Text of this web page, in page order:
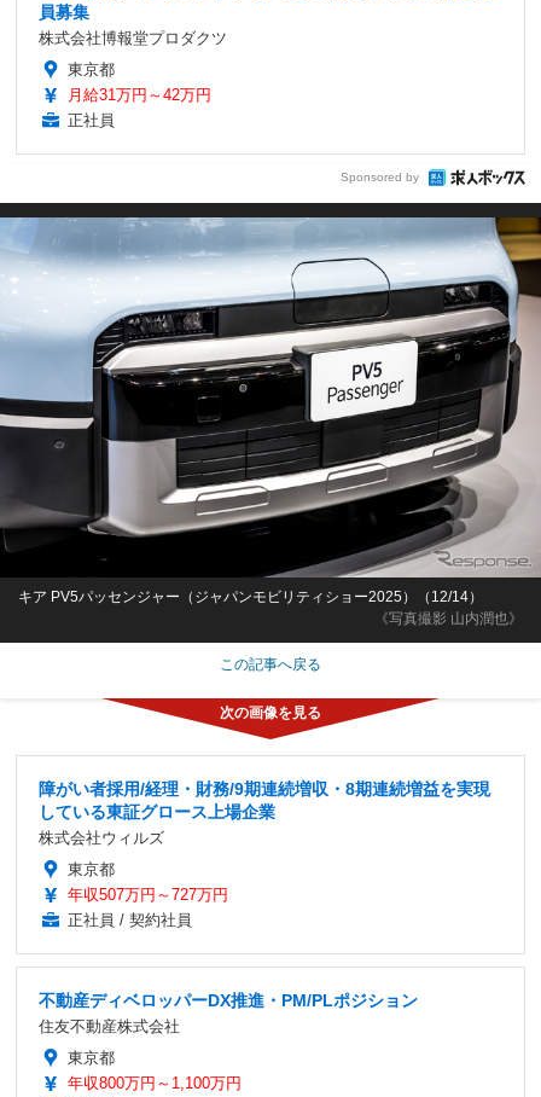
員募集
株式会社博報堂プロダクツ
東京都
月給31万円～42万円
正社員
Sponsored by
《写真撮影 山内潤也》
キア PV5パッセンジャー（ジャパンモビリティショー2025）（12/14）
この記事へ戻る
障がい者採用/経理・財務/9期連続増収・8期連続増益を実現
している東証グロース上場企業
株式会社ウィルズ
東京都
年収507万円～727万円
正社員 / 契約社員
不動産ディベロッパーDX推進・PM/PLポジション
住友不動産株式会社
東京都
年収800万円～1,100万円